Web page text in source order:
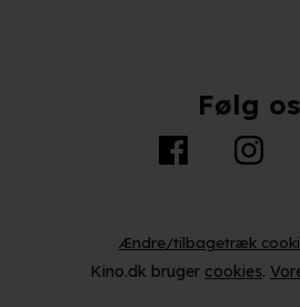
Følg os
Ændre/tilbagetræk
Kino.dk bruger cookies.